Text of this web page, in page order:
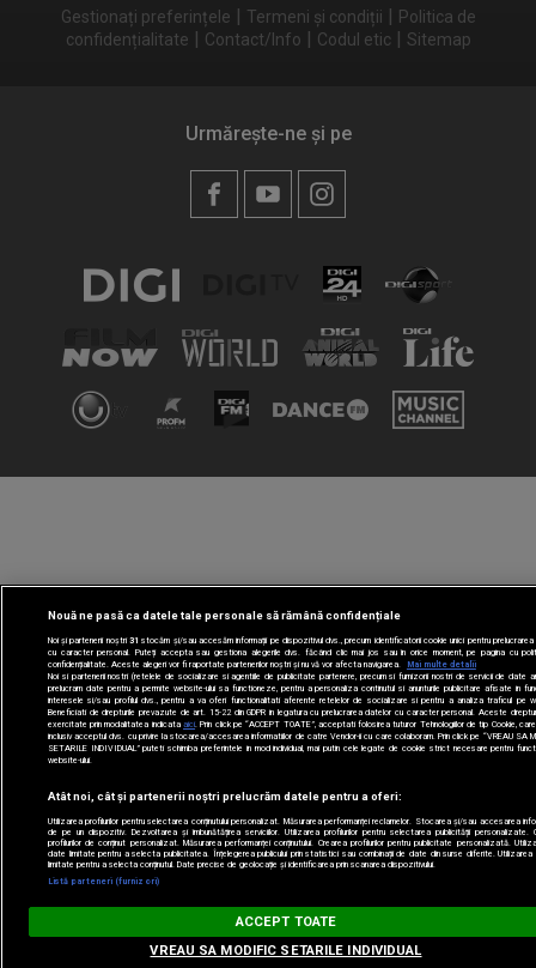
Digi FM
digifm.ro
FREE - In Google Play
Gestionați preferințele | Termeni și condiții | Politica de
confidențialitate | Contact/Info | Codul etic | Sitemap
Urmărește-ne și pe
Nouă ne pasă ca datele tale personale să rămână confidențiale
Noi și partenerii noștri31 stocăm și/sau accesăm informații pe dispozitivul dvs., precum identificatorii cookie unici pentru
cu caracter personal. Puteți accepta sau gestiona alegerile dvs. făcând clic mai jos sau în orice moment, pe pagina cu
confidențialitate. Aceste alegeri vor fi raportate partenerilor noștri și nu vă vor afecta navigarea.
Mai multe detalii
Noi si partenerii nostri (retelele de socializare si agentiile de publicitate partenere, precum si furnizorii nostri de servicii de date
prelucram date pentru a permite website-ului sa functioneze, pentru a personaliza continutul si anunturile publicitare afisate in
interesele si/sau profilul dvs., pentru a va oferi functionalitati aferente retelelor de socializare si pentru a analiza traficul pe
Beneficiati de drepturile prevazute de art. 15-22 din GDPR in legatura cu prelucrarea datelor cu caracter personal. Aceste
exercitate prin modalitatea indicataaici. Prin click pe “ACCEPT TOATE”, acceptati folosirea tuturor Tehnologiilor de tip Cookie,
inclusiv acceptul dvs. cu privire la stocarea/accesarea informatiilor de catre Vendor-ii cu care colaboram. Prin click pe “VREAU SA
SETARILE INDIVIDUAL” puteti schimba preferintele in mod individual, mai putin cele legate de cookie strict necesare pentru
website-ului.
Atât noi, cât și partenerii noștri prelucrăm datele pentru a oferi:
Utilizarea profilurilor pentru selectarea conținutului personalizat. Măsurarea performanței reclamelor. Stocarea și/sau accesarea
de pe un dispozitiv. Dezvoltarea și îmbunătățirea serviciilor. Utilizarea profilurilor pentru selectarea publicității personalizate.
profilurilor de conținut personalizat. Măsurarea performanței conținutului. Crearea profilurilor pentru publicitate personalizată.
date limitate pentru a selecta publicitatea. Înțelegerea publicului prin statistici sau combinații de date din surse diferite. Utilizarea
limitate pentru a selecta conținutul. Date precise de geolocație și identificarea prin scanarea dispozitivului.
Listă parteneri (furnizori)
ACCEPT TOATE
VREAU SA MODIFIC SETARILE INDIVIDUAL